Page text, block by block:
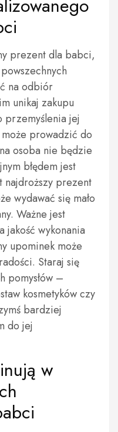
prezent dla babci,
na odbiór
unikaj zakupu
przemyślenia jej
prowadzić do
osoba nie będzie
błędem jest
prezent
wydawać się mało
Ważne jest
jakość wykonania
upominek może
Staraj się
pomysłów –
kosmetyków czy
bardziej
do jej
w